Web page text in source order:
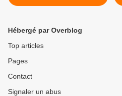
Hébergé par Overblog
Top articles
Pages
Contact
Signaler un abus